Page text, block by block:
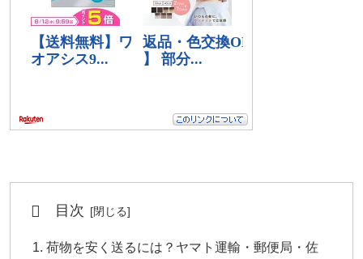
目次
荷物を安く送るには？ヤマト運輸・郵便局・佐